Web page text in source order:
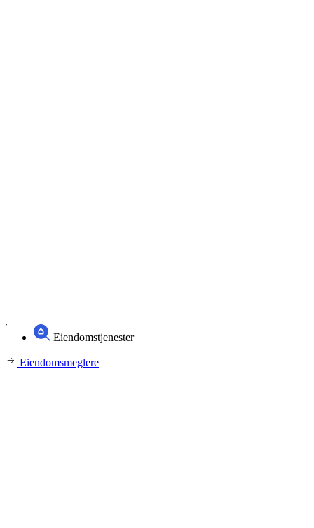
Eiendomstjenester
Eiendomsmeglere